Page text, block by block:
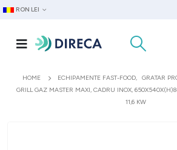
RON LEI
HOME ECHIPAMENTE FAST-FOOD,
GRATAR
GRILL GAZ MASTER MAXI, CADRU INOX,
11,6 KW